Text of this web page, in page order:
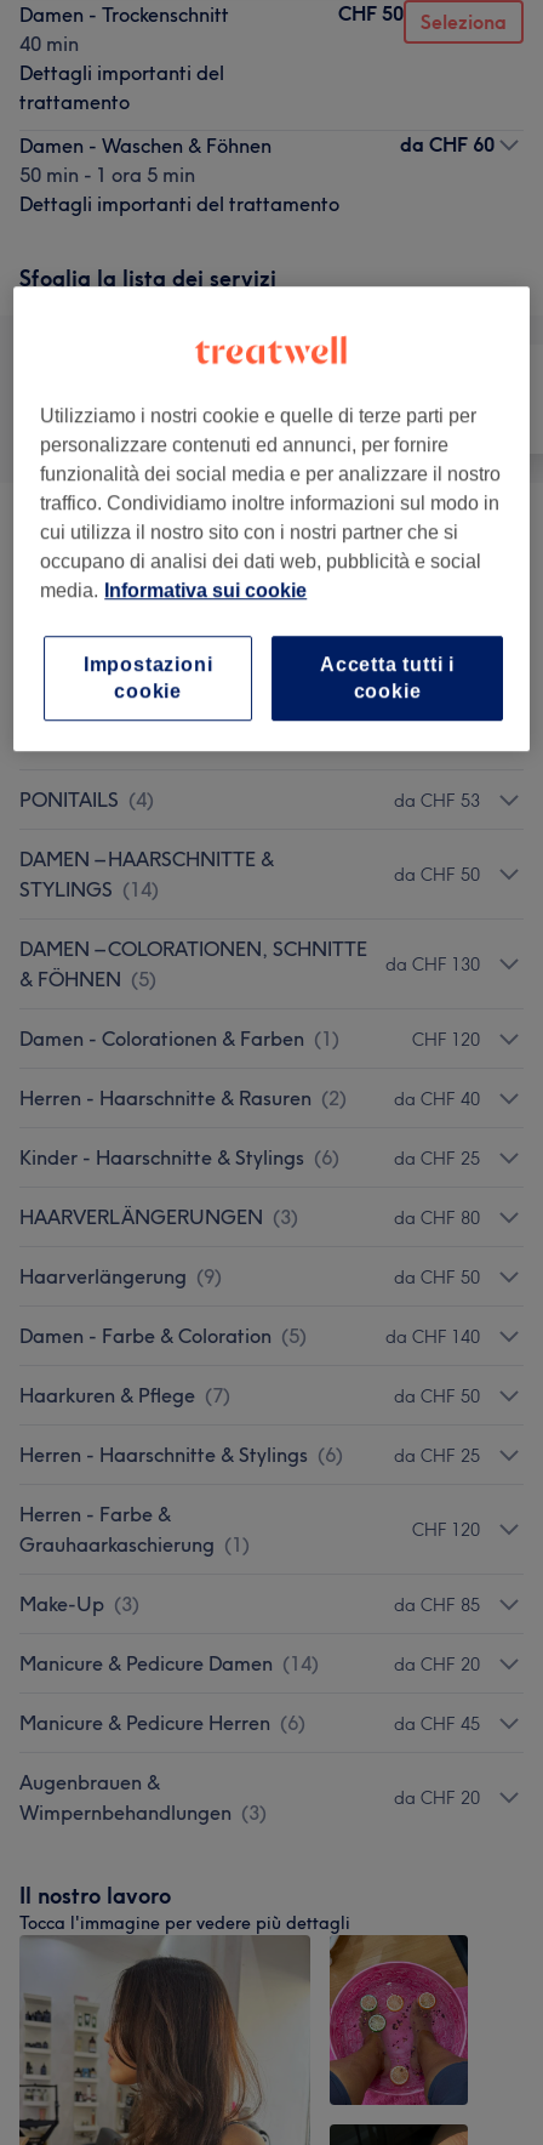
Damen - Trockenschnitt
40 min
Dettagli importanti del
trattamento
CHF 50 Seleziona
Damen - Waschen & Föhnen
50 min - 1 ora 5 min
Dettagli importanti del trattamento
da CHF 60
Sfoglia la lista dei servizi
Tutti Capelli Unghie
BRASILIANISCHE
KERATINGLÄTTUNG (2 )
da CHF 180
HAIR RELAXER (2 da CHF 165
PONITAILS (4) da CHF 53
DAMEN – HAARSCHNITTE &
STYLINGS (14)
da CHF 50
DAMEN – COLORATIONEN, SCHNITTE
& FÖHNEN (5)
da CHF 130
Damen - Colorationen & Farben (1) CHF 120
Herren - Haarschnitte & Rasuren (2) da CHF 40
Kinder - Haarschnitte & Stylings (6) da CHF 25
HAARVERLÄNGERUNGEN (3) da CHF 80
Haarverlängerung (9) da CHF 50
Damen - Farbe & Coloration (5) da CHF 140
Haarkuren & Pflege (7) da CHF 50
Herren - Haarschnitte & Stylings (6) da CHF 25
Herren - Farbe &
Grauhaarkaschierung (1)
CHF 120
Make-Up (3) da CHF 85
Manicure & Pedicure Damen (14) da CHF 20
Manicure & Pedicure Herren (6) da CHF 45
Augenbrauen &
Wimpernbehandlungen (3)
da CHF 20
Il nostro lavoro
Tocca l'immagine per vedere più dettagli
Utilizziamo i nostri cookie e quelle di terze parti per
personalizzare contenuti ed annunci, per fornire
funzionalità dei social media e per analizzare il nostro
traffico. Condividiamo inoltre informazioni sul modo in
cui utilizza il nostro sito con i nostri partner che si
occupano di analisi dei dati web, pubblicità e social
media. Informativa sui cookie
Accetta tutti i
cookie
Impostazioni
cookie